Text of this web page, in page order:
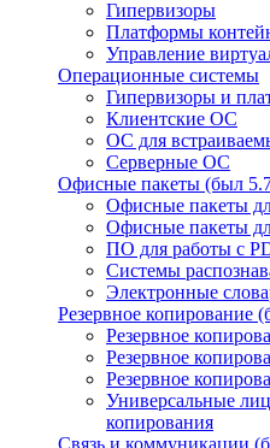
Гипервизоры
Платформы
Управление
Операционные системы
Гипервизоры и
Клиентские ОС
ОС для
Серверные ОС
Офисные пакеты (был
Офисные пакеты
Офисные пакеты
ПО для работы с
Системы
Электронные
Резервное копирование
Резервное
Резервное
Резервное
Универсальные
копирования
Связь и коммуникации